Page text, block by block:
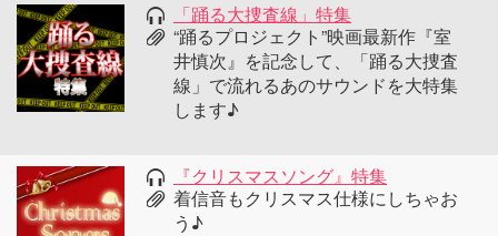
「踊る大捜査線」特集
“踊るプロジェクト”映画最新作『室
井慎次』を記念して、「踊る大捜査
線」で流れるあのサウンドを大特集
します♪
『クリスマスソング』特集
着信音もクリスマス仕様にしちゃお
う♪